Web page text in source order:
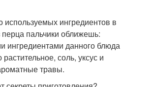
используемых ингредиентов в
перца пальчики оближешь:
ингредиентами данного блюда
соль, уксус и
травы.